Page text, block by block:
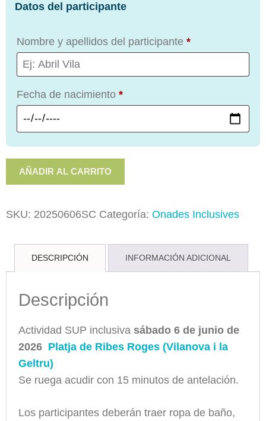
Datos del participante
Nombre y apellidos del participante *
Fecha de nacimiento *
Actividad
Tots
de
junio
2026
cantidad
AÑADIR AL CARRITO
SKU: 20250606SC Categoría: Onades Inclusives
DESCRIPCIÓN INFORMACIÓN ADICIONAL
Descripción
Actividad SUP inclusiva sábado 6 de junio de
2026 Platja de Ribes Roges (Vilanova i la
Geltru)
Se ruega acudir con 15 minutos de antelación.
Los participantes deberán traer ropa de baño,